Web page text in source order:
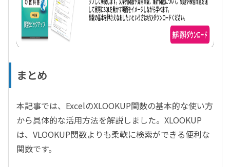
まとめ
本記事では、ExcelのXLOOKUP関数の基本的な使い方
から具体的な活用方法を解説しました。XLOOKUP
は、VLOOKUP関数よりも柔軟に検索ができる便利な
関数です。